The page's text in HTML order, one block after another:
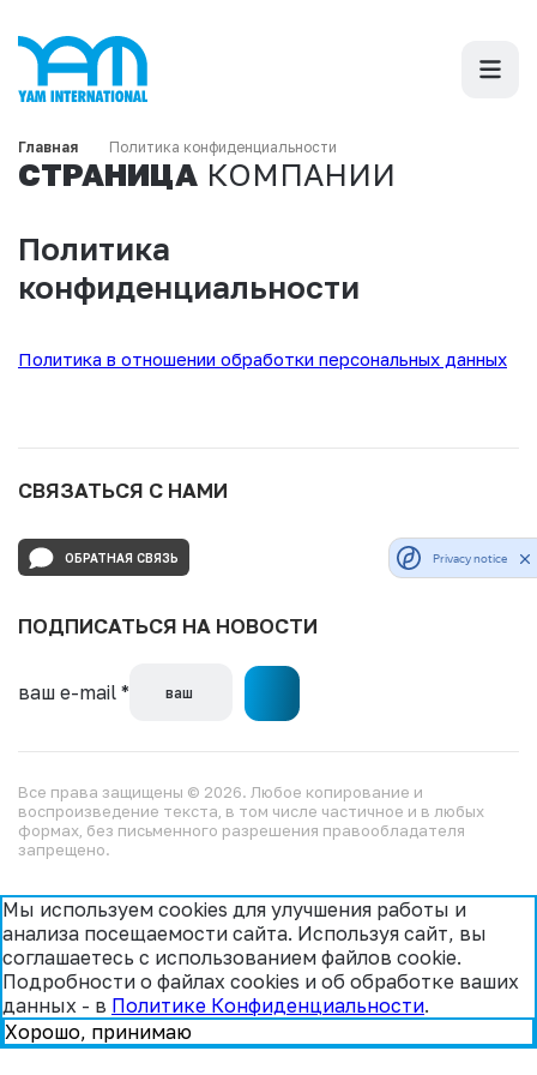
СТРАНИЦА КОМПАНИИ
Главная Политика конфиденциальности
Политика
конфиденциальности
Политика в отношении обработки персональных данных
СВЯЗАТЬСЯ С НАМИ
ОБРАТНАЯ СВЯЗЬ
ПОДПИСАТЬСЯ НА НОВОСТИ
ваш e-mail *
Все права защищены © 2026. Любое копирование и
воспроизведение текста, в том числе частичное и в любых
формах, без письменного разрешения правообладателя
запрещено.
Мы используем cookies для улучшения работы и
анализа посещаемости сайта. Используя сайт, вы
соглашаетесь с использованием файлов cookie.
Подробности о файлах cookies и об обработке ваших
данных - в Политике Конфиденциальности.
Хорошо, принимаю
Privacy notice